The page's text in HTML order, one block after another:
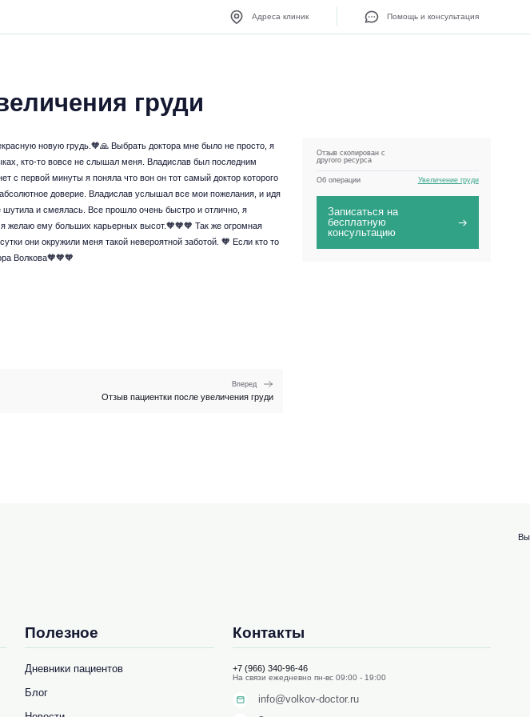
Адреса клиник Помощь и консультация
груди
новую грудь.🧡🙏 Выбрать доктора мне было не просто, я
кто-то вовсе не слышал меня. Владислав был последним
с первой минуты я поняла что вон он тот самый доктор которого
доверие. Владислав услышал все мои пожелания, и идя
и смеялась. Все прошло очень быстро и отлично, я
желаю ему больших карьерных высот.🧡🧡🧡 Так же огромная
они окружили меня такой невероятной заботой. 🧡 Если кто то
Волкова🧡🧡🧡
Отзыв скопирован с
другого ресурса
Об операции Увеличение груди
Записаться на
бесплатную
консультацию
Вперед
Отзыв пациентки после увеличения груди
Полезное
Дневники пациентов
Блог
Контакты
+7 (966) 340-96-46
На связи ежедневно пн-вс 09:00 - 19:00
info@volkov-doctor.ru